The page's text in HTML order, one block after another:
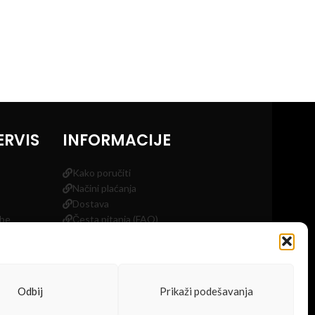
Odbij Prikaži podešavanja
INFORMACIJE
Kako poručiti
Načini plaćanja
Dostava
Česta pitanja (FAQ)